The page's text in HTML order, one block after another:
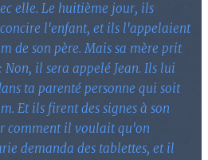
elle. Le huitième jour, ils
l'enfant, et ils l'appelaient
de son père. Mais sa mère prit
il sera appelé Jean. Ils lui
ta parenté personne qui soit
Et ils firent des signes à son
comment il voulait qu'on
demanda des tablettes, et il